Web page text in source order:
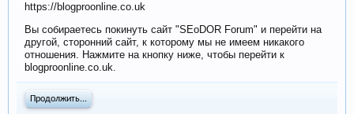
https://blogproonline.co.uk
Вы собираетесь покинуть сайт "SEoDOR Forum" и перейти на
другой, сторонний сайт, к которому мы не имеем никакого
отношения. Нажмите на кнопку ниже, чтобы перейти к
blogproonline.co.uk.
Продолжить...